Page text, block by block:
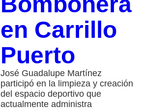
en Carrillo
Puerto
José Guadalupe Martínez
participó en la limpieza y creación
del espacio deportivo que
actualmente administra